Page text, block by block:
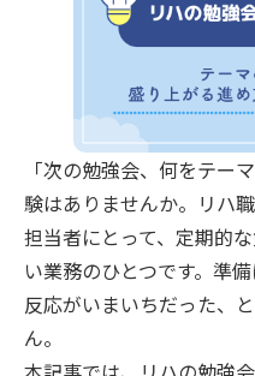
「次の勉強会、何をテ
験はありませんか。リハ
担当者にとって、定期的
い業務のひとつです。準
反応がいまいちだった、
ん。